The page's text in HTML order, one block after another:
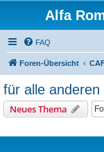
Alfa
FAQ
Foren-Übersicht
für alle
Neues Thema